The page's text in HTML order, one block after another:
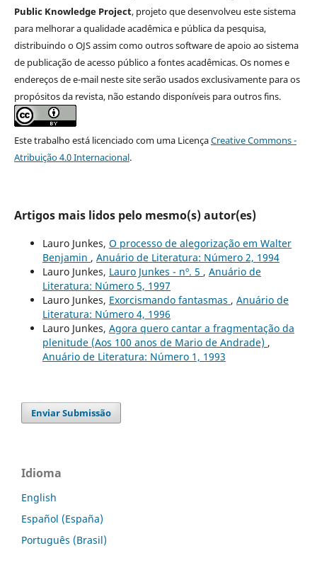
Public Knowledge Project, projeto que desenvolveu este sistema
para melhorar a qualidade acadêmica e pública da pesquisa,
distribuindo o OJS assim como outros software de apoio ao sistema
de publicação de acesso público a fontes acadêmicas. Os nomes e
endereços de e-mail neste site serão usados exclusivamente para os
propósitos da revista, não estando disponíveis para outros fins.
Este trabalho está licenciado com uma LicençaCreative Commons -
Atribuição 4.0 Internacional.
Artigos mais lidos pelo mesmo(s) autor(es)
Lauro Junkes, O processo de alegorização em Walter
Benjamin , Anuário de Literatura: Número 2, 1994
Lauro Junkes, Lauro Junkes - nº. 5 , Anuário de
Literatura: Número 5, 1997
Lauro Junkes, Exorcismando fantasmas , Anuário de
Literatura: Número 4, 1996
Lauro Junkes, Agora quero cantar a fragmentação da
plenitude (Aos 100 anos de Mario de Andrade) ,
Anuário de Literatura: Número 1, 1993
Enviar Submissão
Idioma
English
Español (España)
Português (Brasil)